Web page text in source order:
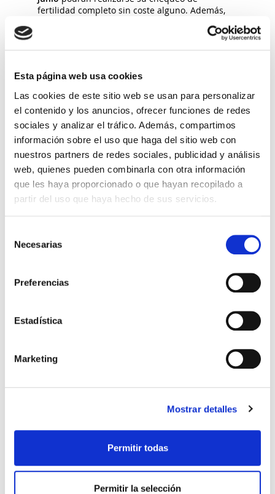
Esta página web usa cookies
Las cookies de este sitio web se usan para personalizar
el contenido y los anuncios, ofrecer funciones de redes
sociales y analizar el tráfico. Además, compartimos
información sobre el uso que haga del sitio web con
nuestros partners de redes sociales, publicidad y análisis
web, quienes pueden combinarla con otra información
que les haya proporcionado o que hayan recopilado a
partir del uso que haya hecho de sus servicios.
Necesarias
Preferencias
Estadística
Marketing
Mostrar detalles
Permitir todas
Permitir la selección
fertilidad completo sin coste alguno. Además,
de fertilidad gratuito:
– Ecografía vaginal
– Exploración mamaria
– Citología
– Analítica hormonal Antimülleriana AMH
– Seminograma
*Esta promoción es válida hasta completar la
agenda.
No Comments
Deja un comentario